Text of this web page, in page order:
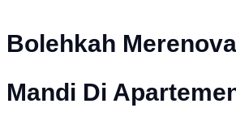
Bolehkah
Mandi Di